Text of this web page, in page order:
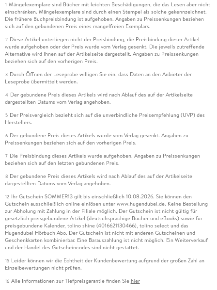
1 Mängelexemplare sind Bücher mit leichten Beschädigungen, die das Lesen aber nicht
einschränken. Mängelexemplare sind durch einen Stempel als solche gekennzeichnet.
Die frühere Buchpreisbindung ist aufgehoben. Angaben zu Preissenkungen beziehen
sich auf den gebundenen Preis eines mangelfreien Exemplars.
2 Diese Artikel unterliegen nicht der Preisbindung, die Preisbindung dieser Artikel
wurde aufgehoben oder der Preis wurde vom Verlag gesenkt. Die jeweils zutreffende
Alternative wird Ihnen auf der Artikelseite dargestellt. Angaben zu Preissenkungen
beziehen sich auf den vorherigen Preis.
3 Durch Öffnen der Leseprobe willigen Sie ein, dass Daten an den Anbieter der
Leseprobe übermittelt werden.
4 Der gebundene Preis dieses Artikels wird nach Ablauf des auf der Artikelseite
dargestellten Datums vom Verlag angehoben.
5 Der Preisvergleich bezieht sich auf die unverbindliche Preisempfehlung (UVP) des
Herstellers.
6 Der gebundene Preis dieses Artikels wurde vom Verlag gesenkt. Angaben zu
Preissenkungen beziehen sich auf den vorherigen Preis.
7 Die Preisbindung dieses Artikels wurde aufgehoben. Angaben zu Preissenkungen
beziehen sich auf den letzten gebundenen Preis.
8 Der gebundene Preis dieses Artikels wird nach Ablauf des auf der Artikelseite
dargestellten Datums vom Verlag angehoben.
12 Ihr Gutschein SOMMER13 gilt bis einschließlich 10.08.2026. Sie können den
Gutschein ausschließlich online einlösen unter www.hugendubel.de. Keine Bestellung
zur Abholung mit Zahlung in der Filiale möglich. Der Gutschein ist nicht gültig für
gesetzlich preisgebundene Artikel (deutschsprachige Bücher und eBooks) sowie für
preisgebundene Kalender, tolino shine (4016621130466), tolino select und das
Hugendubel Hörbuch Abo. Der Gutschein ist nicht mit anderen Gutscheinen und
Geschenkkarten kombinierbar. Eine Barauszahlung ist nicht möglich. Ein Weiterverkauf
und der Handel des Gutscheincodes sind nicht gestattet.
15 Leider können wir die Echtheit der Kundenbewertung aufgrund der großen Zahl an
Einzelbewertungen nicht prüfen.
16 Alle Informationen zur Tiefpreisgarantie finden Sie hier